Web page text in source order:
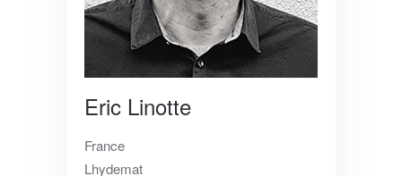
Eric Linotte
France
Lhydemat